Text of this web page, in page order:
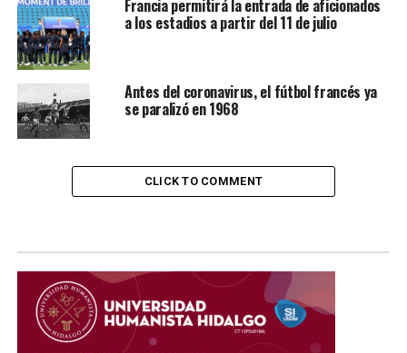
Francia permitirá la entrada de aficionados
a los estadios a partir del 11 de julio
Antes del coronavirus, el fútbol francés ya
se paralizó en 1968
CLICK TO COMMENT